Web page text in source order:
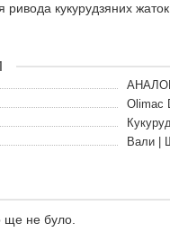
кукурудзяних
Olimac
Вали |
ще не було.